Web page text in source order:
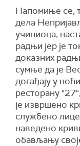
Напомиње се,
дела
учиниоца,
радњи јер је
доказних
сумње да је
догађају у
ресторану
је извршено
службено
наведено
обављању